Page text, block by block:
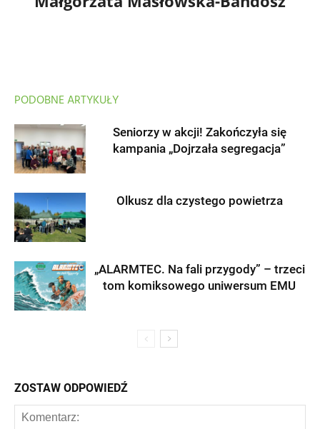
PODOBNE ARTYKUŁY
Seniorzy w akcji! Zakończyła się
kampania „Dojrzała segregacja”
Olkusz dla czystego powietrza
„ALARMTEC. Na fali przygody” – trzeci
tom komiksowego uniwersum EMU
ZOSTAW ODPOWIEDŹ